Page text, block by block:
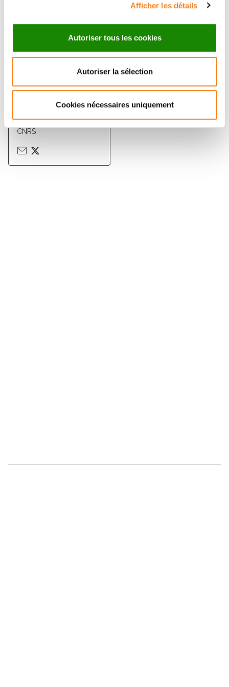
Afficher les détails
Autoriser tous les cookies
Autoriser la sélection
Cookies nécessaires uniquement
PHILIPPE
BENAROCH
Directeur de recherche
CNRS